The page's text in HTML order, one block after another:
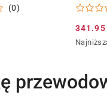
UCHWYT
QS
(0)
8,6nm
Cena
341.95
dni